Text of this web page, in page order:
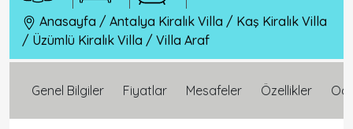
Anasayfa / Antalya Kiralık Villa / Kaş Kiralık Villa
/ Üzümlü Kiralık Villa / Villa Araf
Genel Bilgiler Fiyatlar Mesafeler Özellikler